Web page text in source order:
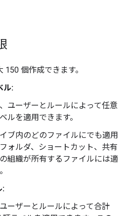
個作成できます。
ル:
ユーザーとルールによって任意
ルを適用できます。
ブ内のどのファイルにでも適用
ォルダ、ショートカット、共有
組織が所有するファイルには適
:
ーザーとルールによって合計